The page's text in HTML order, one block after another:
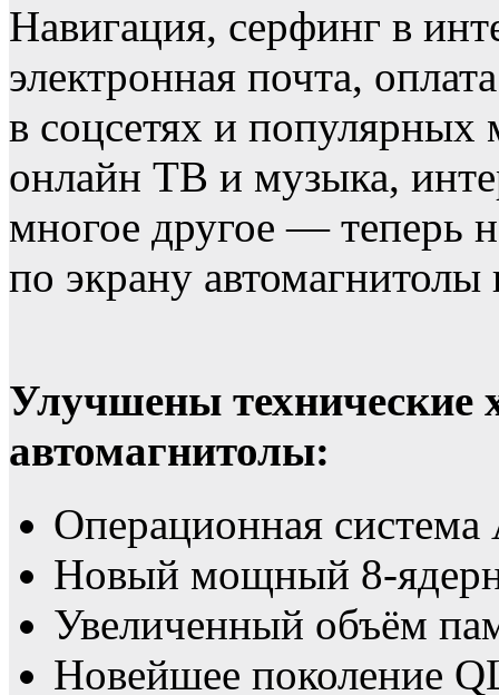
Навигация, серфинг в
электронная почта,
в соцсетях и
онлайн ТВ и музыка,
многое другое — теперь
по экрану
Улучшены технические
автомагнитолы:
Операционная
Новый мощный 8-
Увеличенный объём
Новейшее поколение